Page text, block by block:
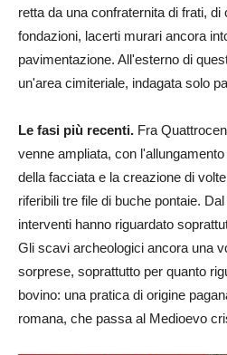
retta da una confraternita di frati,
fondazioni, lacerti murari ancora
pavimentazione. All'esterno di
un'area cimiteriale, indagata solo
Le fasi più recenti. Fra
venne ampliata, con
della facciata e la creazione di
riferibili tre file di buche pontaie.
interventi hanno riguardato
Gli scavi archeologici ancora una
sorprese, soprattutto per quanto
bovino: una pratica di origine
romana, che passa al Medioevo